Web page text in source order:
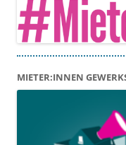
MIETER:INNEN